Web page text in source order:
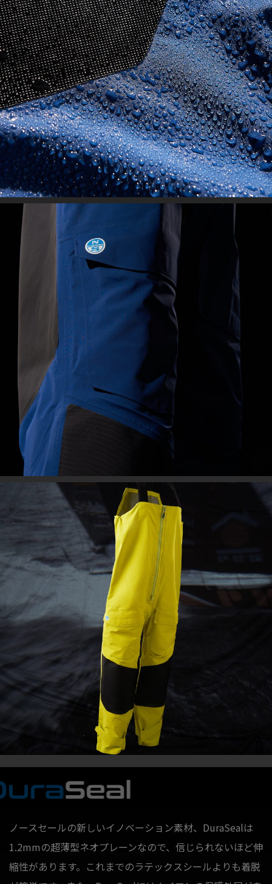
ノースセールの新しいイノベーション素材、DuraSealは
1.2mmの超薄型ネオプレーンなので、信じられないほど伸
縮性があります。これまでのラテックスシールよりも着脱